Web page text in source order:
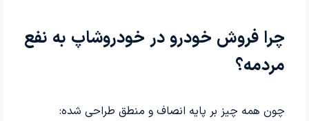
چرا فروش خودرو در خودروشاپ به نفع
مردمه؟
چون همه چیز بر پایه انصاف و منطق طراحی شده: